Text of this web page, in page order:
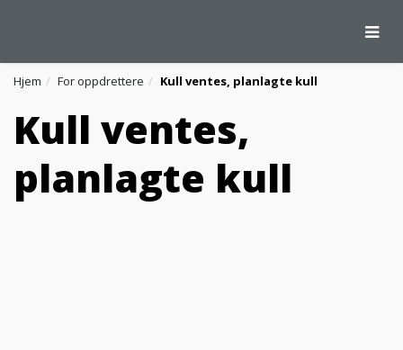
Hjem For oppdrettere Kull ventes, planlagte kull
Kull ventes,
planlagte kull